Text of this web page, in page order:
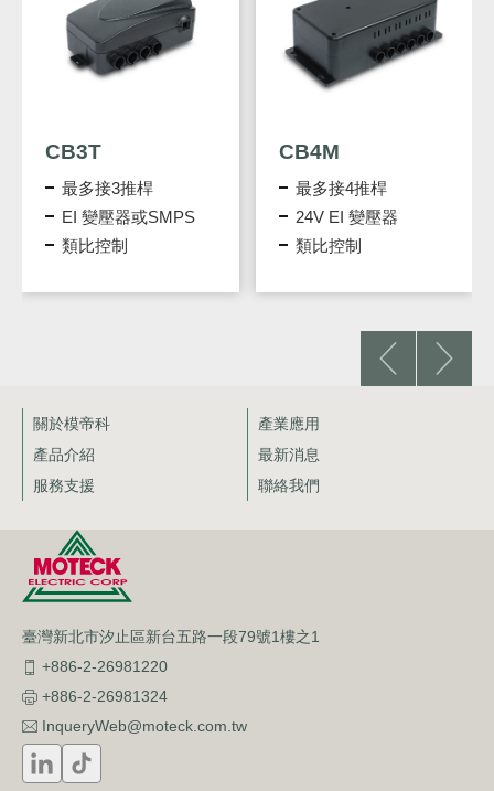
CB3T
最多接3推桿
EI 變壓器或SMPS
類比控制
CB4M
最多接4推桿
24V EI 變壓器
類比控制
關於模帝科
產業應用
產品介紹
最新消息
服務支援
聯絡我們
臺灣新北市汐止區新台五路一段79號1樓之1
+886-2-26981220
+886-2-26981324
InqueryWeb@moteck.com.tw